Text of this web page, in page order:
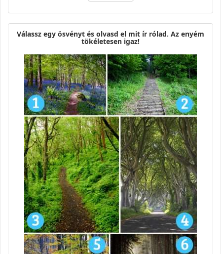
Válassz egy ösvényt és olvasd el mit ír rólad. Az enyém
tökéletesen igaz!